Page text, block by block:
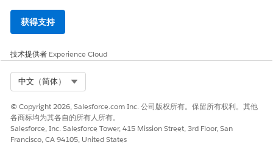
获得支持
技术提供者 Experience Cloud
中文（简体）
© Copyright 2026, Salesforce.com Inc. 公司版权所有。保留所有权利。其他
各商标均为其各自的所有人所有。
Salesforce, Inc. Salesforce Tower, 415 Mission Street, 3rd Floor, San
Francisco, CA 94105, United States